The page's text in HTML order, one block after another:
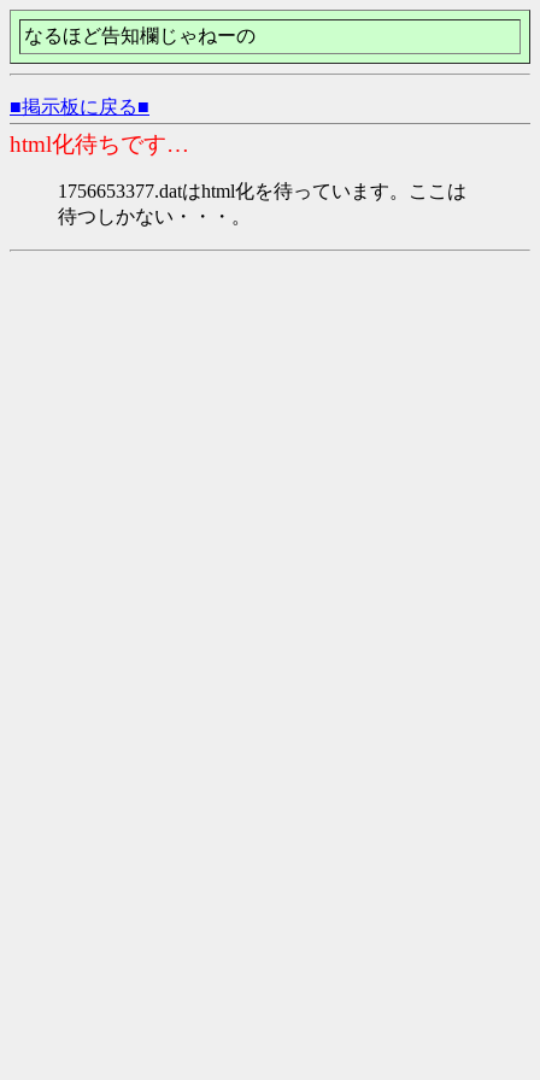
なるほど告知欄じゃねーの
■掲示板に戻る■
html化待ちです…
1756653377.datはhtml化を待っています。ここは
待つしかない・・・。